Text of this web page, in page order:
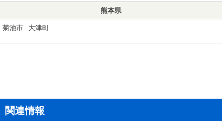
熊本県
菊池市 大津町
関連情報